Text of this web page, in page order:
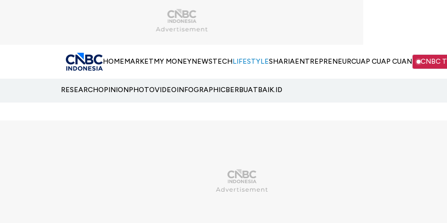
HOMEMARKETMY MONEYNEWSTECHLIFESTYLESHARIAENTREPRENEURCUAP CUAP CUAN CNBC
RESEARCHOPINIONPHOTOVIDEOINFOGRAPHICBERBUATBAIK.ID